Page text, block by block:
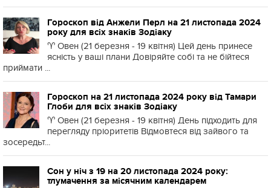
Гороскоп від Анжели Перл на 21 листопада 2024
року для всіх знаків Зодіаку
♈️ Овен (21 березня - 19 квітня) Цей день принесе
ясність у ваші плани Довіряйте собі та не бійтеся
приймати ...
Гороскоп на 21 листопада 2024 року від Тамари
Глоби для всіх знаків Зодіаку
♈️ Овен (21 березня - 19 квітня) День підходить для
перегляду пріоритетів Відмовтеся від зайвого та
зосередьт...
Сон у ніч з 19 на 20 листопада 2024 року:
тлумачення за місячним календарем